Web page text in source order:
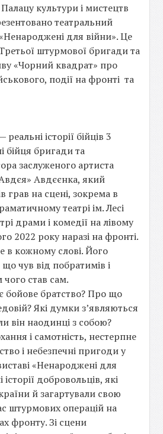
культури і мистецтв
театральний
для війни». Це
штурмової бригади та
«Чорний квадрат» про
події на фронті та
історії бійців 3
бригади та
заслуженого артиста
Авдєєнка, який
грав на сцені, зокрема в
театрі ім. Лесі
драми і комедії на лівому
2022 року наразі на фронті.
в кожному слові. Його
чув від побратимів і
чого став сам.
бойове братство? Про що
Які думки зʼявляються
він наодинці з собою?
і самотність, нестерпне
і небезпечні пригоди у
«Ненароджені для
добровольців, які
й загартували свою
штурмових операцій на
фронту. Зі сцени